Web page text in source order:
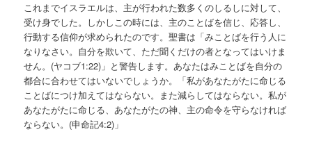
これまでイスラエルは、主が行われた数多くのしるしに対して、
受け身でした。しかしこの時には、主のことばを信じ、応答し、
行動する信仰が求められたのです。聖書は「みことばを行う人に
なりなさい。自分を欺いて、ただ聞くだけの者となってはいけま
せん。(ヤコブ1:22)」と警告します。あなたはみことばを自分の
都合に合わせてはいないでしょうか。「私があなたがたに命じる
ことばにつけ加えてはならない。また減らしてはならない。私が
あなたがたに命じる、あなたがたの神、主の命令を守らなければ
ならない。(申命記4:2)」